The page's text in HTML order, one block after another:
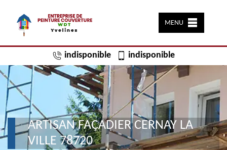
MENU
indisponible indisponible
ARTISAN FAÇADIER CERNAY LA
VILLE 78720